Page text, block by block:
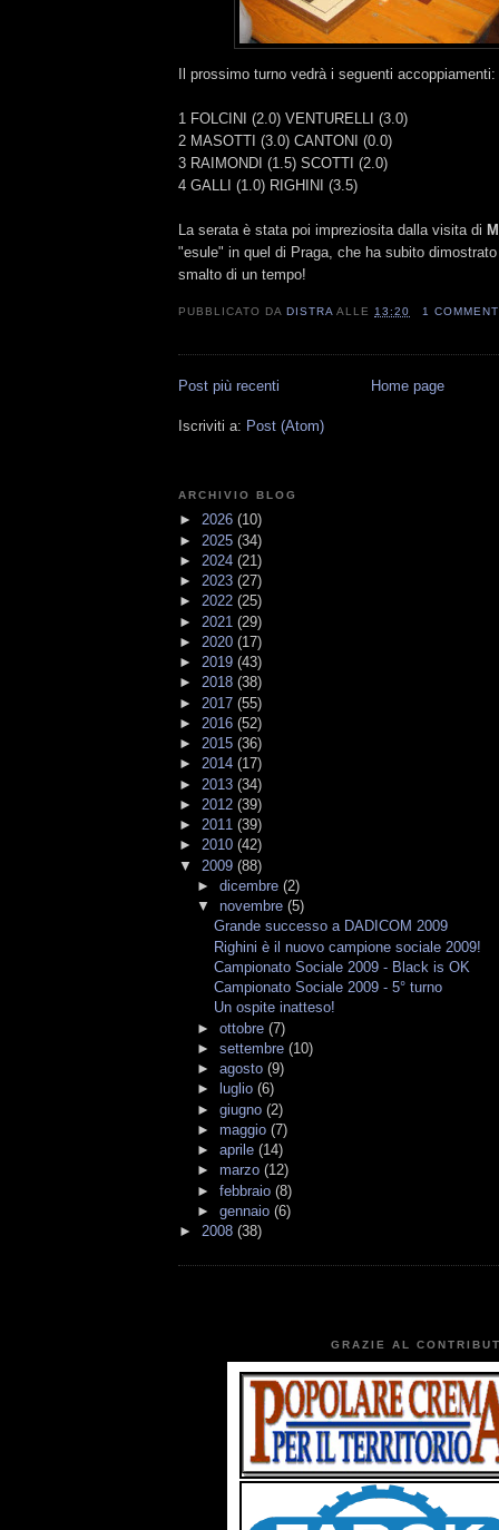
Il prossimo turno vedrà i seguenti accoppiamenti:
1 FOLCINI (2.0) VENTURELLI (3.0)
2 MASOTTI (3.0) CANTONI (0.0)
3 RAIMONDI (1.5) SCOTTI (2.0)
4 GALLI (1.0) RIGHINI (3.5)
La serata è stata poi impreziosita dalla visita di
"esule" in quel di Praga, che ha subito
smalto di un tempo!
PUBBLICATO DADISTRA ALLE13:20 1
Post più recenti Home page
Iscriviti a: Post (Atom)
ARCHIVIO BLOG
► 2026 (10)
► 2025 (34)
► 2024 (21)
► 2023 (27)
► 2022 (25)
► 2021 (29)
► 2020 (17)
► 2019 (43)
► 2018 (38)
► 2017 (55)
► 2016 (52)
► 2015 (36)
► 2014 (17)
► 2013 (34)
► 2012 (39)
► 2011 (39)
► 2010 (42)
▼ 2009 (88)
► dicembre (2)
▼ novembre (5)
Grande successo a DADICOM 2009
Righini è il nuovo campione sociale 2009!
Campionato Sociale 2009 - Black is OK
Campionato Sociale 2009 - 5° turno
Un ospite inatteso!
► ottobre (7)
► settembre (10)
► agosto (9)
►
luglio (6)
► giugno (2)
► maggio (7)
► aprile (14)
► marzo (12)
► febbraio (8)
► gennaio (6)
► 2008 (38)
GRAZIE AL